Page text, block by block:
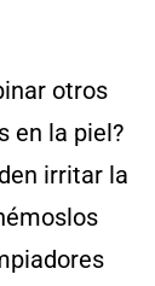
otros
en la piel?
irritar la